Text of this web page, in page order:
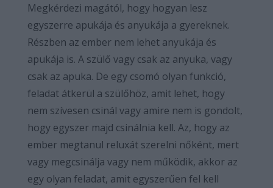
Megkérdezi magától, hogy hogyan lesz
egyszerre apukája és anyukája a gyereknek.
Részben az ember nem lehet anyukája és
apukája is. A szülő vagy csak az anyuka, vagy
csak az apuka. De egy csomó olyan funkció,
feladat átkerül a szülőhöz, amit lehet, hogy
nem szívesen csinál vagy amire nem is gondolt,
hogy egyszer majd csinálnia kell. Az, hogy az
ember megtanul reluxát szerelni nőként, mert
vagy megcsinálja vagy nem működik, akkor az
egy olyan feladat, amit egyszerűen fel kell